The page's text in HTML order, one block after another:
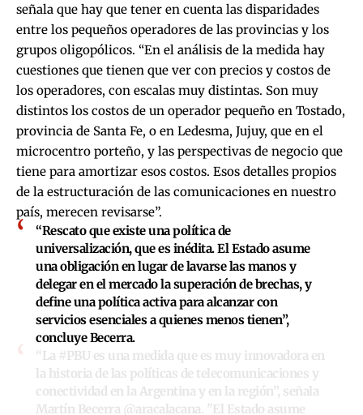
señala que hay que tener en cuenta las disparidades
entre los pequeños operadores de las provincias y los
grupos oligopólicos. “En el análisis de la medida hay
cuestiones que tienen que ver con precios y costos de
los operadores, con escalas muy distintas. Son muy
distintos los costos de un operador pequeño en Tostado,
provincia de Santa Fe, o en Ledesma, Jujuy, que en el
microcentro porteño, y las perspectivas de negocio que
tiene para amortizar esos costos. Esos detalles propios
de la estructuración de las comunicaciones en nuestro
país, merecen revisarse”.
“Rescato que existe una política de
universalización, que es inédita. El Estado asume
una obligación en lugar de lavarse las manos y
delegar en el mercado la superación de brechas, y
define una política activa para alcanzar con
servicios esenciales a quienes menos tienen”,
concluye Becerra.
“La #PBU es una medida que es muy innovadora en
la historia de las políticas de telecomunicaciones y
conectividad en la Argentina y en la región”, señala
Martín Becerra @aracalacana. "El Estado asume